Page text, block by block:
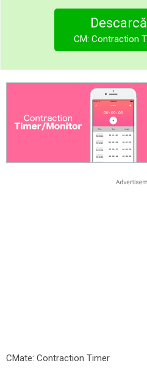
CM: Contraction
CMate: Contraction Timer